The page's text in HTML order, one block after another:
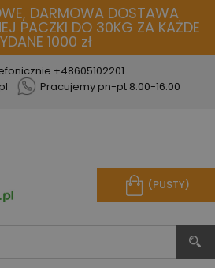
DARMOWA DOSTAWA
PACZKI DO 30KG ZA KAŻDE
1000 zł
+48605102201
Pracujemy pn-pt 8.00-16.00
(PUSTY)